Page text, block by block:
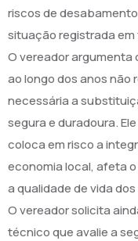
riscos de
situação registrada
O vereador
ao longo dos anos não
necessária a
segura e duradoura.
coloca em risco a
economia local, afeta
a qualidade de vida
O vereador solicita
técnico que avalie a